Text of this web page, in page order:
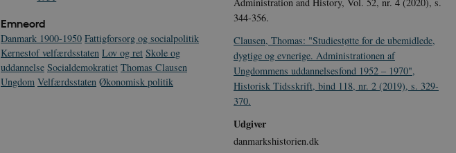
Emneord
Danmark 1900-1950 Fattigforsorg og socialpolitik
Kernestof velfærdsstaten Lov og ret Skole og
uddannelse Socialdemokratiet Thomas Clausen
Ungdom Velfærdsstaten Økonomisk politik
344-356.
Clausen, Thomas: "Studiestøtte for de ubemidlede,
dygtige og evnerige. Administrationen af
Ungdommens uddannelsesfond 1952 – 1970",
Historisk Tidsskrift, bind 118, nr. 2 (2019), s. 329-
370.
Udgiver
danmarkshistorien.dk